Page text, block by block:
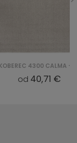
od 40,71 €